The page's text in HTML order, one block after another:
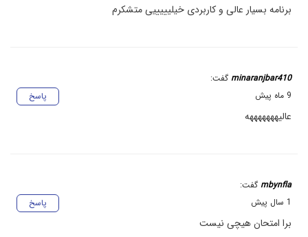
برنامه بسیار عالی و کاربردی خیلیییییی متشکرم
minaranjbar410 گفت:
پاسخ
9 ماه پیش
عالیهههههههه
mbynfla گفت:
پاسخ
1 سال پیش
برا امتحان هیچی نیست